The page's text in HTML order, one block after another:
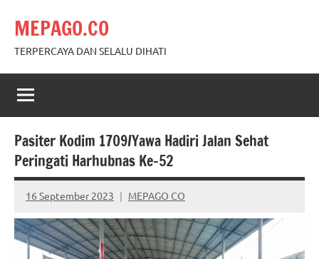
content
MEPAGO.CO
TERPERCAYA DAN SELALU DIHATI
Pasiter Kodim 1709/Yawa Hadiri Jalan Sehat
Peringati Harhubnas Ke-52
16 September 2023 MEPAGO CO
No
comments